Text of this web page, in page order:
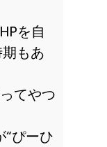
HPを自
もあ
てやつ
ぴーひ